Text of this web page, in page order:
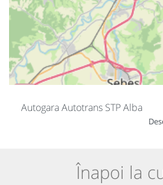
Autogara Autotrans STP Alba
Înapoi la